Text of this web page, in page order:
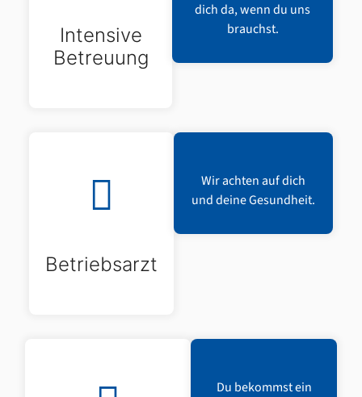
Intensive
Betreuung
dich da, wenn du uns
brauchst.
Betriebsarzt
Wir achten auf dich
und deine Gesundheit.
Du bekommst ein